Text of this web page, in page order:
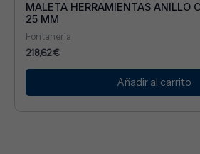
MALETA HERRAMIENTAS ANILLO
25 MM
Fontanería
218,62€
Añadir al carrito